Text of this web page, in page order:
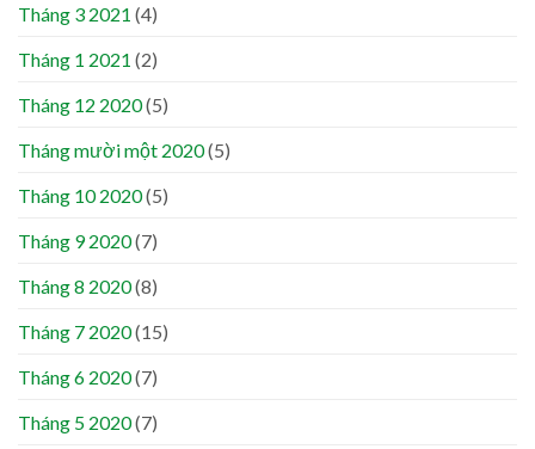
Tháng 3 2021 (4)
Tháng 1 2021 (2)
Tháng 12 2020(5)
Tháng mười một 2020(5)
Tháng 10 2020(5)
Tháng 9 2020(7)
Tháng 8 2020(8)
Tháng 7 2020(15)
Tháng 6 2020(7)
Tháng 5 2020(7)